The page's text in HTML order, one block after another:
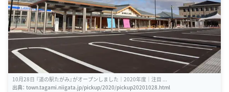
10月28日 『道の駅たがみ』がオープンしました｜2020年度｜注目 ...
出典： town.tagami.niigata.jp/pickup/2020/pickup20201028.html